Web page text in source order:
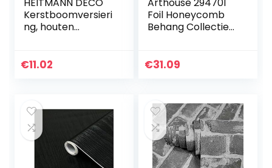
HEITMANN DECO
Kerstboomversieri
ng, houten
kerstversiering in
€11.02
Arthouse 294701
Foil Honeycomb
Behang Collectie
10.05×0,53 M
€31.09